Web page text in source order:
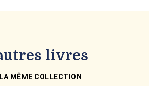
livres
MÊME COLLECTION